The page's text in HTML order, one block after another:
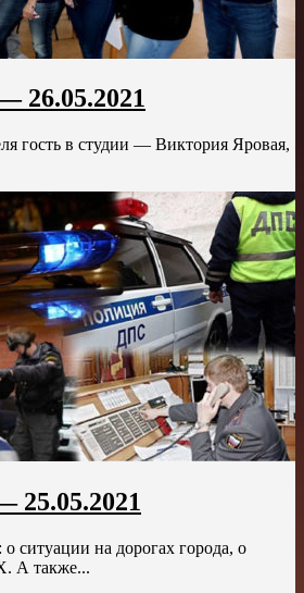
26.05.2021
гость в студии — Виктория Яровая,
25.05.2021
ситуации на дорогах города, о
А также...